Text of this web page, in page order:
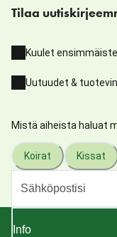
Tilaa
Kuulet
Uutuudet &
Mistä aiheista haluat
Koirat Kissat
Info